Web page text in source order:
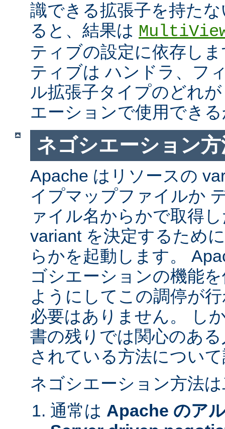
識できる拡張子を持た
ると、結果は
ティブの設定に依存し
ティブは ハンドラ、フ
ル拡張子タイプのどれ
エーションで使用でき
ネゴシエーション方
Apache はリソースの
イプマップファイルか
ァイル名からかで取得
variant を決定するため
らかを起動します。
ゴシエーションの機能
ようにしてこの調停が
必要はありません。 し
書の残りでは関心のあ
されている方法につい
ネゴシエーション方法
通常は Apache のア